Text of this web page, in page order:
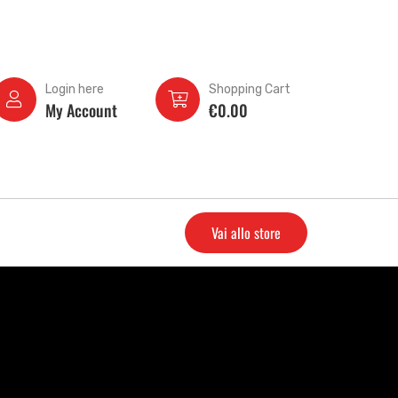
Login here
My Account
Shopping Cart
€0.00
Vai allo store